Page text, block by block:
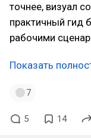
точнее, визуал
практичный гид
рабочими
Показать
7
5 14